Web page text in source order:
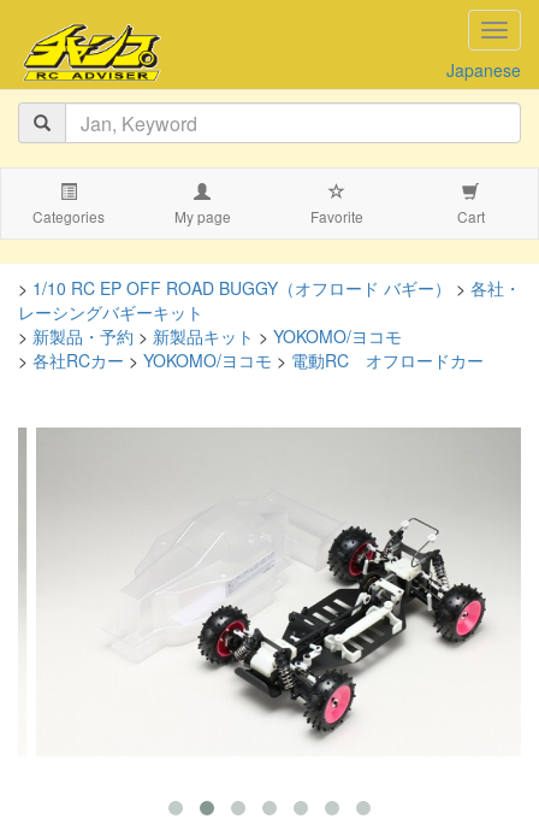
Japanese
Categories My page Favorite Cart
> 1/10 RC EP OFF ROAD BUGGY（オフロード バギー） > 各社・
レーシングバギーキット
> 新製品・予約 > 新製品キット > YOKOMO/ヨコモ
> 各社RCカー > YOKOMO/ヨコモ > 電動RC オフロードカー